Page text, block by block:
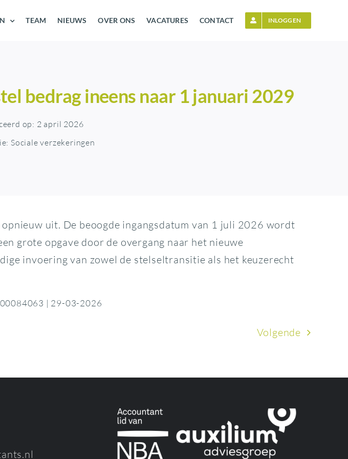
TEAM NIEUWS OVER ONS VACATURES CONTACT INLOGGEN
bedrag ineens naar 1 januari 2029
op: 2 april 2026
Sociale verzekeringen
uit. De beoogde ingangsdatum van 1 juli 2026 wordt
grote opgave door de overgang naar het nieuwe
invoering van zowel de stelseltransitie als het keuzerecht
| 29-03-2026
Volgende